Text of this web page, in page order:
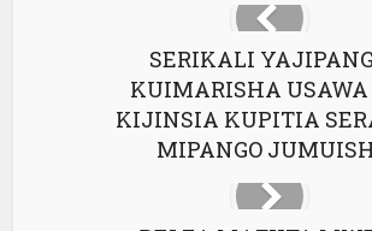
SERIKALI
KUIMARISHA USAWA
KIJINSIA KUPITIA
MIPANGO